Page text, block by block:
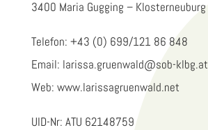
3400 Maria Gugging – Klosterneuburg
Telefon: +43 (0) 699/121 86 848
Email: larissa.gruenwald@sob-klbg.at
Web: www.larissagruenwald.net
UID-Nr: ATU 62148759